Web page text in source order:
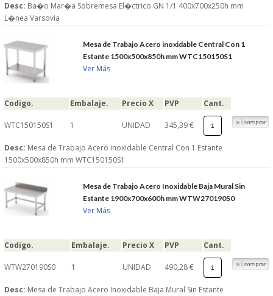
Desc: Ba�o Mar�a Sobremesa El�ctrico GN 1/1 400x700x250h mm
L�nea Varsovia
Mesa de Trabajo Acero inoxidable Central Con 1
Estante 1500x500x850h mm WTC150150S1
Ver Más
Codigo. Embalaje. Precio X PVP Cant.
WTC150150S1 1 UNIDAD 345,39 €
Desc: Mesa de Trabajo Acero inoxidable Central Con 1 Estante
1500x500x850h mm WTC150150S1
Mesa de Trabajo Acero Inoxidable Baja Mural Sin
Estante 1900x700x600h mm WTW270190S0
Ver Más
Codigo. Embalaje. Precio X PVP Cant.
WTW270190S0 1 UNIDAD 490,28 €
Desc: Mesa de Trabajo Acero Inoxidable Baja Mural Sin Estante